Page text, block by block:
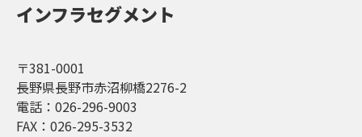
インフラセグメント
〒381-0001
長野県長野市赤沼柳橋2276-2
電話：026-296-9003
FAX：026-295-3532